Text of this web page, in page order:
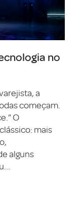
no
a
começam.
O
mais
alguns